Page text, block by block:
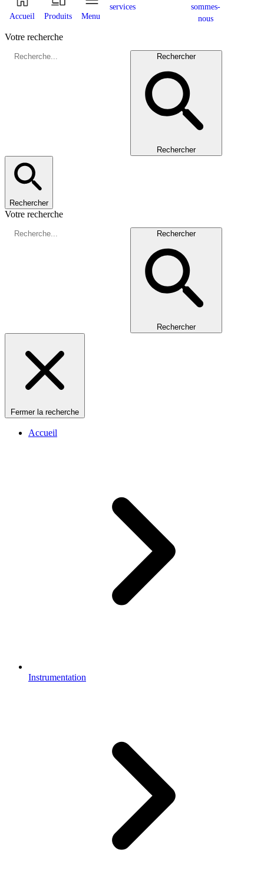
Accueil Produits Menu
services
sommes-
nous
Votre recherche
Rechercher
Rechercher
Rechercher
Votre recherche
Rechercher
Rechercher
Fermer la recherche
Accueil
Instrumentation